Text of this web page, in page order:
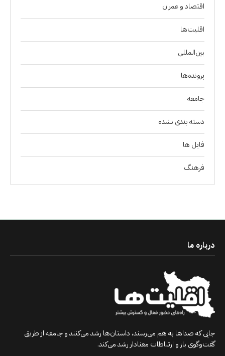
اقتصاد و عمران
اقلیت‌ها
بین‌المللی
پرونده‌ها
جامعه
دسته بندی نشده
فايل ها
فرهنگ
درباره ما
جایی که صداها به هم می‌رسند، داستان‌ها رشد می‌کنند و جامعه از طریق
گفت‌وگوی باز و ارتباطات معنادار رشد می‌کند.